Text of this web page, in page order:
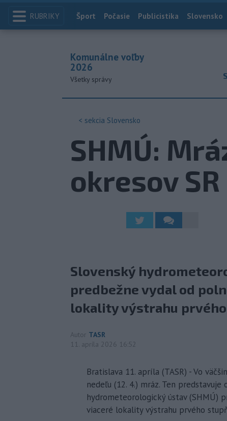
RUBRIKY Index
Šport Počasie Publicistika Slovensko
Komunálne voľby
2026
Všetky správy
< sekcia Slovensko
SHMÚ:
okresov SR
Slovenský
predbežne vydal od
lokality výstrahu
Autor TASR
11. apríla 2026 16:52
Bratislava 11. apríla (TASR) - Vo
nedeľu (12. 4.) mráz. Ten
hydrometeorologický ústav (SHMÚ)
viaceré lokality výstrahu prvého